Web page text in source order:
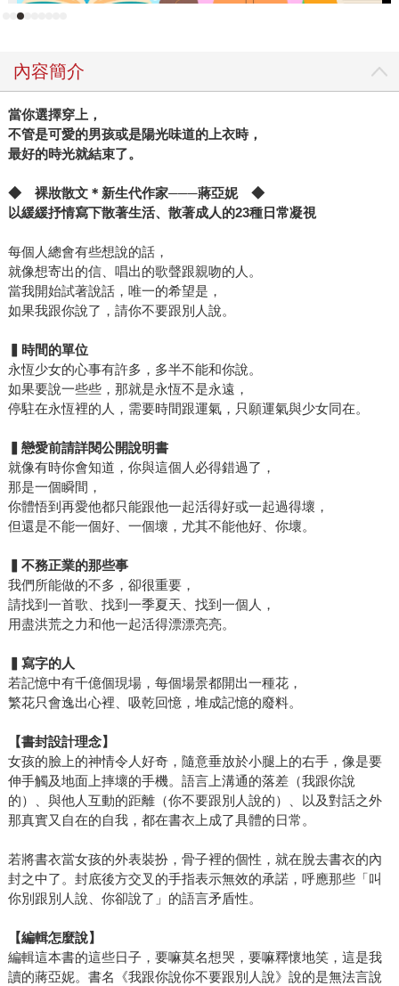
內容簡介
當你選擇穿上，
不管是可愛的男孩或是陽光味道的上衣時，
最好的時光就結束了。
◆ 裸妝散文＊新生代作家───蔣亞妮 ◆
以緩緩抒情寫下散著生活、散著成人的23種日常凝視
每個人總會有些想說的話，
就像想寄出的信、唱出的歌聲跟親吻的人。
當我開始試著說話，唯一的希望是，
如果我跟你說了，請你不要跟別人說。
▍時間的單位
永恆少女的心事有許多，多半不能和你說。
如果要說一些些，那就是永恆不是永遠，
停駐在永恆裡的人，需要時間跟運氣，只願運氣與少女同在。
▍戀愛前請詳閱公開說明書
就像有時你會知道，你與這個人必得錯過了，
那是一個瞬間，
你體悟到再愛他都只能跟他一起活得好或一起過得壞，
但還是不能一個好、一個壞，尤其不能他好、你壞。
▍不務正業的那些事
我們所能做的不多，卻很重要，
請找到一首歌、找到一季夏天、找到一個人，
用盡洪荒之力和他一起活得漂漂亮亮。
▍寫字的人
若記憶中有千億個現場，每個場景都開出一種花，
繁花只會逸出心裡、吸乾回憶，堆成記憶的廢料。
【書封設計理念】
女孩的臉上的神情令人好奇，隨意垂放於小腿上的右手，像是要
伸手觸及地面上摔壞的手機。語言上溝通的落差（我跟你說
的）、與他人互動的距離（你不要跟別人說的）、以及對話之外
那真實又自在的自我，都在書衣上成了具體的日常。
若將書衣當女孩的外表裝扮，骨子裡的個性，就在脫去書衣的內
封之中了。封底後方交叉的手指表示無效的承諾，呼應那些「叫
你別跟別人說、你卻說了」的語言矛盾性。
【編輯怎麼說】
編輯這本書的這些日子，要嘛莫名想哭，要嘛釋懷地笑，這是我
讀的蔣亞妮。書名《我跟你說你不要跟別人說》說的是無法言說